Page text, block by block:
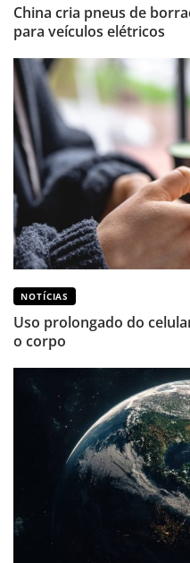
China cria pneus de
para veículos elétricos
NOTÍCIAS
Uso prolongado do
o corpo